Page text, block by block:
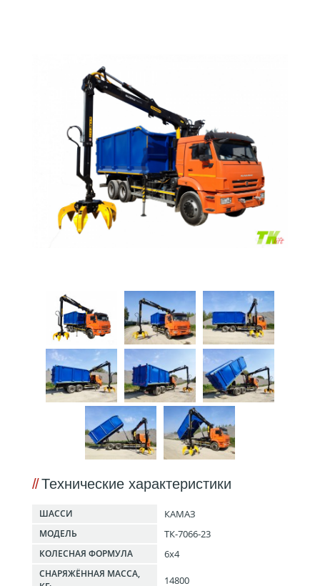
Технические характеристики
ШАССИ КАМАЗ
МОДЕЛЬ ТК-7066-23
КОЛЕСНАЯ ФОРМУЛА 6x4
СНАРЯЖЁННАЯ МАССА,
14800